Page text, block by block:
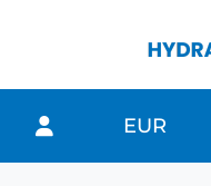
EUR